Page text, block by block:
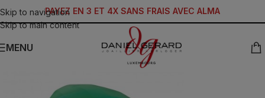
Skip to navigation
Skip to main content
PAYEZ EN 3 ET 4X SANS FRAIS AVEC ALMA
MENU